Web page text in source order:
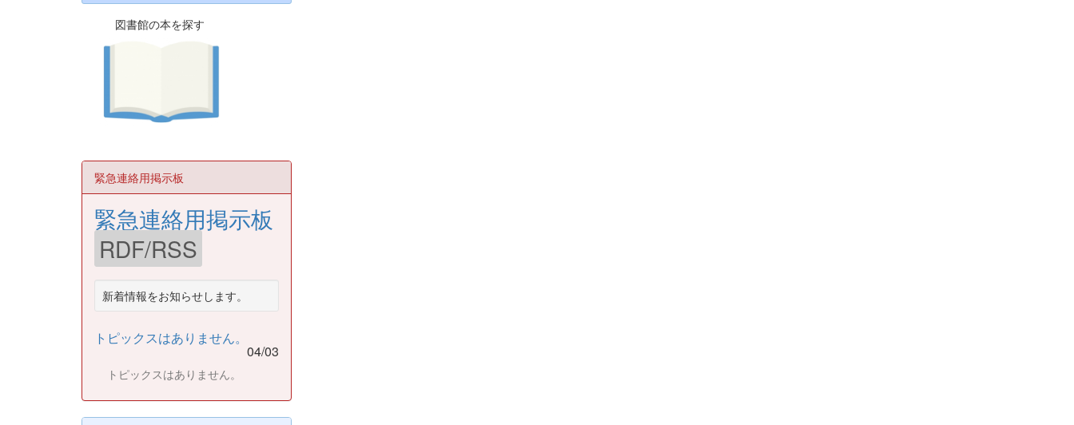
図書館の本を探す
緊急連絡用掲示板
緊急連絡用掲示板
RDF/RSS
新着情報をお知らせします。
トピックスはありません。
04/03
トピックスはありません。